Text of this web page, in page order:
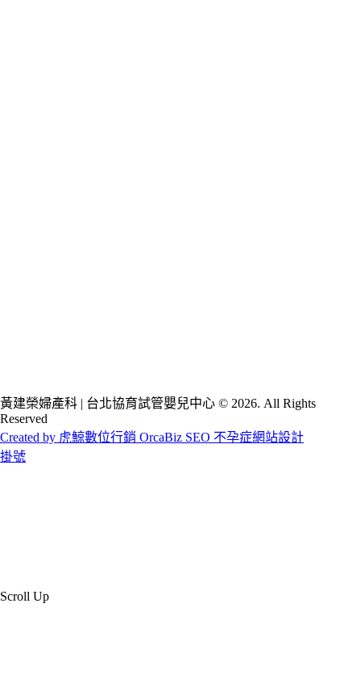
黃建榮婦產科 | 台北協育試管嬰兒中心 © 2026. All Rights
Reserved
Created by 虎鯨數位行銷 OrcaBiz SEO 不孕症網站設計
掛號
Scroll Up